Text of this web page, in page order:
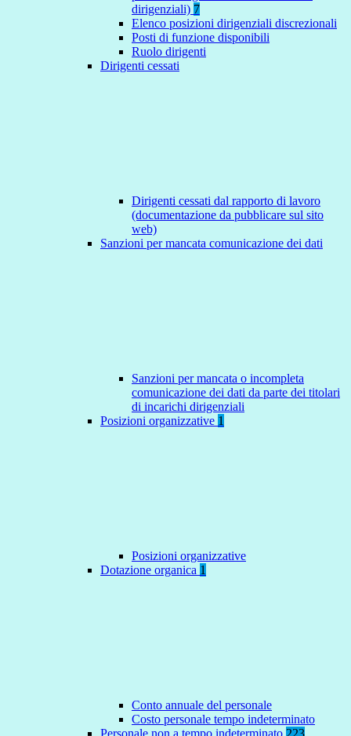
dirigenziali) 7
Elenco posizioni dirigenziali discrezionali
Posti di funzione disponibili
Ruolo dirigenti
Dirigenti cessati
Dirigenti cessati dal rapporto di lavoro
(documentazione da pubblicare sul sito
web)
Sanzioni per mancata comunicazione dei dati
Sanzioni per mancata o incompleta
comunicazione dei dati da parte dei titolari
di incarichi dirigenziali
Posizioni organizzative 1
Posizioni organizzative
Dotazione organica 1
Conto annuale del personale
Costo personale tempo indeterminato